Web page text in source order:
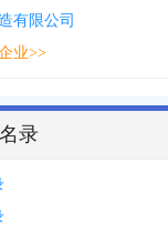
有限公司
业>>
录